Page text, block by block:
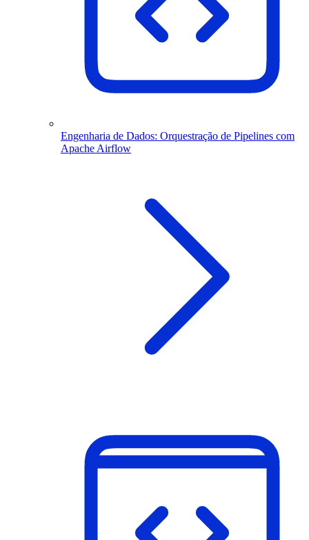
Engenharia de Dados: Orquestração de Pipelines com
Apache Airflow